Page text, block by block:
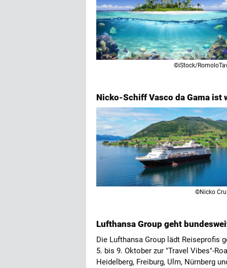
©iStock/
Nicko-Schiff Vasco da Gama ist
©Nicko
Lufthansa Group geht
Die Lufthansa Group lädt Reiseprofis
5. bis 9. Oktober zur "Travel Vibes"-
Heidelberg, Freiburg, Ulm, Nürnberg